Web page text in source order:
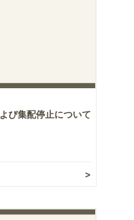
び集配停止について